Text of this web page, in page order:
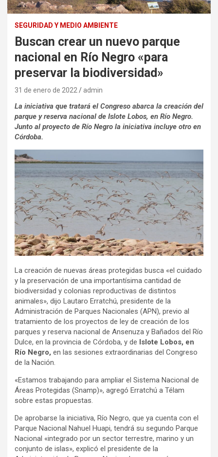
SEGURIDAD Y MEDIO AMBIENTE
Buscan crear un nuevo parque
nacional en Río Negro «para
preservar la biodiversidad»
31 de enero de 2022 admin
La iniciativa que tratará el Congreso abarca la creación del
parque y reserva nacional de Islote Lobos, en Río Negro.
Junto al proyecto de Río Negro la iniciativa incluye otro en
Córdoba.
La creación de nuevas áreas protegidas busca «el cuidado
y la preservación de una importantísima cantidad de
biodiversidad y colonias reproductivas de distintos
animales», dijo Lautaro Erratchú, presidente de la
Administración de Parques Nacionales (APN), previo al
tratamiento de los proyectos de ley de creación de los
parques y reserva nacional de Ansenuza y Bañados del Río
Dulce, en la provincia de Córdoba, y de Islote Lobos, en
Río Negro, en las sesiones extraordinarias del Congreso
de la Nación.
«Estamos trabajando para ampliar el Sistema Nacional de
Áreas Protegidas (Snamp)», agregó Erratchú a Télam
sobre estas propuestas.
De aprobarse la iniciativa, Río Negro, que ya cuenta con el
Parque Nacional Nahuel Huapi, tendrá su segundo Parque
Nacional «integrado por un sector terrestre, marino y un
conjunto de islas», explicó el presidente de la